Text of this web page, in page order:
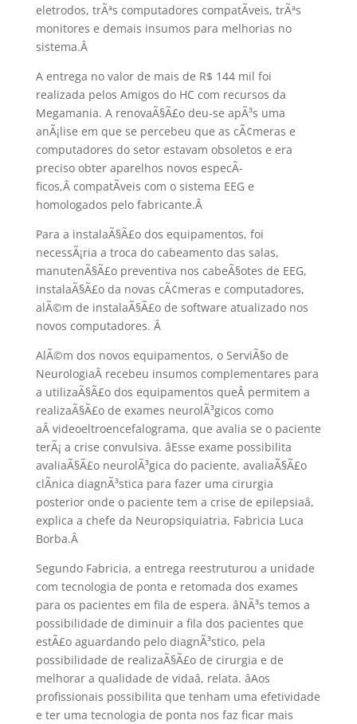
eletrodos, trÃªs computadores compatÃ­veis, trÃªs
monitores e demais insumos para melhorias no
sistema.Â
A entrega no valor de mais de R$ 144 mil foi
realizada pelos Amigos do HC com recursos da
Megamania. A renovaÃ§Ã£o deu-se apÃ³s uma
anÃ¡lise em que se percebeu que as cÃ¢meras e
computadores do setor estavam obsoletos e era
preciso obter aparelhos novos especÃ­
ficos,Â compatÃ­veis com o sistema EEG e
homologados pelo fabricante.Â
Para a instalaÃ§Ã£o dos equipamentos, foi
necessÃ¡ria a troca do cabeamento das salas,
manutenÃ§Ã£o preventiva nos cabeÃ§otes de EEG,
instalaÃ§Ã£o da novas cÃ¢meras e computadores,
alÃ©m de instalaÃ§Ã£o de software atualizado nos
novos computadores. Â
AlÃ©m dos novos equipamentos, o ServiÃ§o de
NeurologiaÂ recebeu insumos complementares para
a utilizaÃ§Ã£o dos equipamentos queÂ permitem a
realizaÃ§Ã£o de exames neurolÃ³gicos como
aÂ videoeltroencefalograma, que avalia se o paciente
terÃ¡ a crise convulsiva. âEsse exame possibilita
avaliaÃ§Ã£o neurolÃ³gica do paciente, avaliaÃ§Ã£o
clÃ­nica diagnÃ³stica para fazer uma cirurgia
posterior onde o paciente tem a crise de epilepsiaâ,
explica a chefe da Neuropsiquiatria, Fabricia Luca
Borba.Â
Segundo Fabricia, a entrega reestruturou a unidade
com tecnologia de ponta e retomada dos exames
para os pacientes em fila de espera. âNÃ³s temos a
possibilidade de diminuir a fila dos pacientes que
estÃ£o aguardando pelo diagnÃ³stico, pela
possibilidade de realizaÃ§Ã£o de cirurgia e de
melhorar a qualidade de vidaâ, relata. âAos
profissionais possibilita que tenham uma efetividade
e ter uma tecnologia de ponta nos faz ficar mais